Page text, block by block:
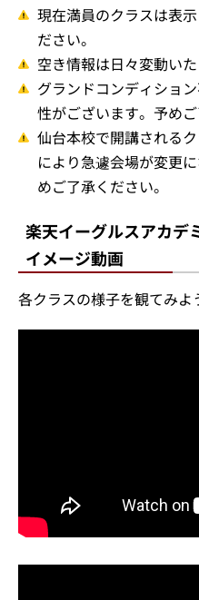
現在満員のクラスは表
ださい。
空き情報は日々変動いた
グランドコンディショ
性がございます。予めご
仙台本校で開講される
により急遽会場が変更
めご了承ください。
楽天イーグルスアカデ
イメージ動画
各クラスの様子を観てみよ